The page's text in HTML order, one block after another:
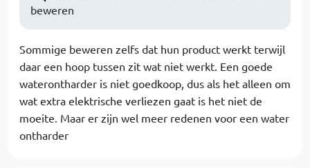
beweren
Sommige beweren zelfs dat hun product werkt terwijl
daar een hoop tussen zit wat niet werkt. Een goede
waterontharder is niet goedkoop, dus als het alleen om
wat extra elektrische verliezen gaat is het niet de
moeite. Maar er zijn wel meer redenen voor een water
ontharder